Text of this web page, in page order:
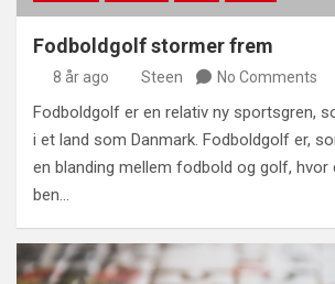
Fodboldgolf stormer frem
8 år ago Steen No Comments
Fodboldgolf er en relativ ny sportsgren,
i et land som Danmark. Fodboldgolf er,
en blanding mellem fodbold og golf, hvor
ben…